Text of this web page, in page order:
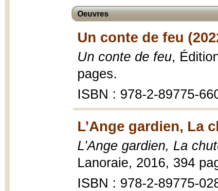
Oeuvres
Un conte de feu
Un conte de feu,
pages.
ISBN : 978-2-89775-
L’Ange gardien, La
L’Ange gardien, La
Lanoraie, 2016, 394
ISBN : 978-2-89775-